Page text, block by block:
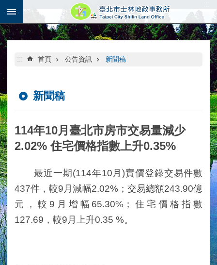
跳到主要內容區塊
::: 首頁 公告資訊 新聞稿
新聞稿
114年10月臺北市房市交易量減少
2.02% 住宅價格指數上升0.35%
最近一期(114年10月)實價登錄交易件數
437件，較9月減幅2.02%；交易總額243.90億
元，較9月增幅65.30%；住宅價格指數
127.69，較9月上升0.35 %。